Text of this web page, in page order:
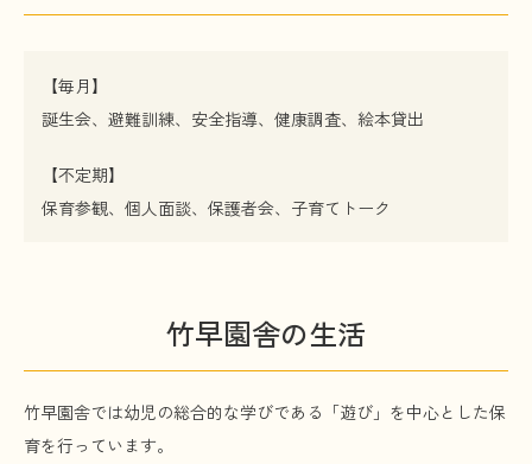
【毎月】
誕生会、避難訓練、安全指導、健康調査、絵本貸出
【不定期】
保育参観、個人面談、保護者会、子育てトーク
竹早園舎の生活
竹早園舎では幼児の総合的な学びである「遊び」を中心とした保
育を行っています。